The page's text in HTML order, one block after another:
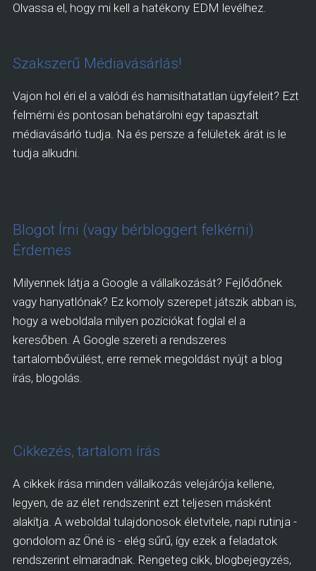
Olvassa el, hogy mi kell a hatékony EDM levélhez.
Szakszerű Médiavásárlás!
Vajon hol éri el a valódi és hamisíthatatlan ügyfeleit? Ezt
felmérni és pontosan behatárolni egy tapasztalt
médiavásárló tudja. Na és persze a felületek árát is le
tudja alkudni.
Blogot Írni (vagy bérbloggert felkérni)
Érdemes
Milyennek látja a Google a vállalkozását? Fejlődőnek
vagy hanyatlónak? Ez komoly szerepet játszik abban is,
hogy a weboldala milyen pozíciókat foglal el a
keresőben. A Google szereti a rendszeres
tartalombővülést, erre remek megoldást nyújt a blog
írás, blogolás.
Cikkezés, tartalom írás
A cikkek írása minden vállalkozás velejárója kellene,
legyen, de az élet rendszerint ezt teljesen másként
alakítja. A weboldal tulajdonosok életvitele, napi rutinja -
gondolom az Öné is - elég sűrű, így ezek a feladatok
rendszerint elmaradnak. Rengeteg cikk, blogbejegyzés,